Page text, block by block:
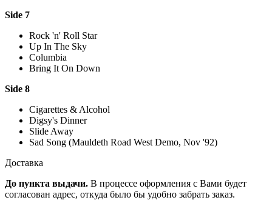
Side 7
Rock 'n' Roll Star
Up In The Sky
Columbia
Bring It On Down
Side 8
Cigarettes & Alcohol
Digsy's Dinner
Slide Away
Sad Song (Mauldeth Road West Demo, Nov '92)
Доставка
До пункта выдачи. В процессе оформления с Вами будет
согласован адрес, откуда было бы удобно забрать заказ.